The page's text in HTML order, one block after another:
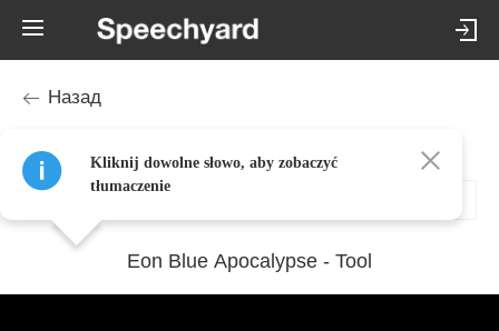
Назад
Eon Blue Apocalypse - Tool
Kliknij dowolne słowo, aby zobaczyć
tłumaczenie